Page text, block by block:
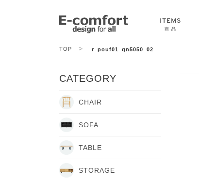
ITEMS
商 品
TOP > r_pouf01_gn5050_02
CATEGORY
CHAIR
SOFA
TABLE
STORAGE